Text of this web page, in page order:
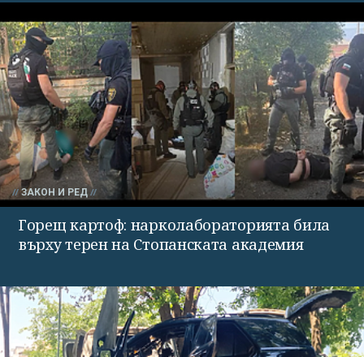
ЗАКОН И РЕД
Горещ картоф: нарколабораторията била
върху терен на Стопанската академия